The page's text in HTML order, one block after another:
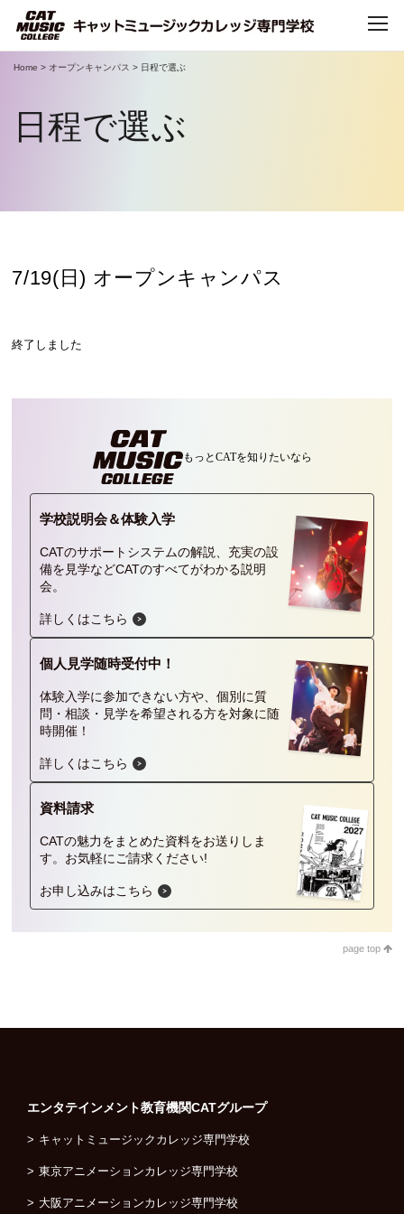
CATについて
キャンパスライフ
オープンキャンパス
アクセス
資料請求
高校生の方へ
留学生の方へ
保護者の方へ
人材発掘担当の方へ
卒業生の方へ
Home > オープンキャンパス > 日程で選ぶ
日程で選ぶ
7/19(日) オープンキャンパス
終了しました
もっとCATを知りたいなら
学校説明会＆体験入学
CATのサポートシステムの解説、充実の設
備を見学などCATのすべてがわかる説明
会。
詳しくはこちら
個人見学随時受付中！
体験入学に参加できない方や、個別に質
問・相談・見学を希望される方を対象に随
時開催！
詳しくはこちら
資料請求
CATの魅力をまとめた資料をお送りしま
す。 お気軽にご請求ください!
お申し込みはこちら
page top
エンタテインメント教育機関CATグループ
キャットミュージックカレッジ専門学校
東京アニメーションカレッジ専門学校
大阪アニメーションカレッジ専門学校